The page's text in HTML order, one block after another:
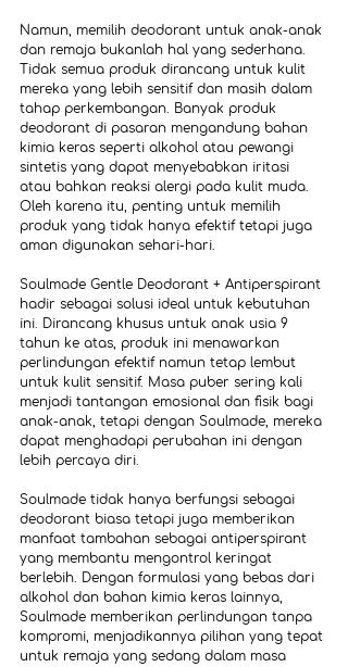
Namun, memilih deodorant untuk anak-anak
dan remaja bukanlah hal yang sederhana.
Tidak semua produk dirancang untuk kulit
mereka yang lebih sensitif dan masih dalam
tahap perkembangan. Banyak produk
deodorant di pasaran mengandung bahan
kimia keras seperti alkohol atau pewangi
sintetis yang dapat menyebabkan iritasi
atau bahkan reaksi alergi pada kulit muda.
Oleh karena itu, penting untuk memilih
produk yang tidak hanya efektif tetapi juga
aman digunakan sehari-hari.
Soulmade Gentle Deodorant + Antiperspirant
hadir sebagai solusi ideal untuk kebutuhan
ini. Dirancang khusus untuk anak usia 9
tahun ke atas, produk ini menawarkan
perlindungan efektif namun tetap lembut
untuk kulit sensitif. Masa puber sering kali
menjadi tantangan emosional dan fisik bagi
anak-anak, tetapi dengan Soulmade, mereka
dapat menghadapi perubahan ini dengan
lebih percaya diri.
Soulmade tidak hanya berfungsi sebagai
deodorant biasa tetapi juga memberikan
manfaat tambahan sebagai antiperspirant
yang membantu mengontrol keringat
berlebih. Dengan formulasi yang bebas dari
alkohol dan bahan kimia keras lainnya,
Soulmade memberikan perlindungan tanpa
kompromi, menjadikannya pilihan yang tepat
untuk remaja yang sedang dalam masa